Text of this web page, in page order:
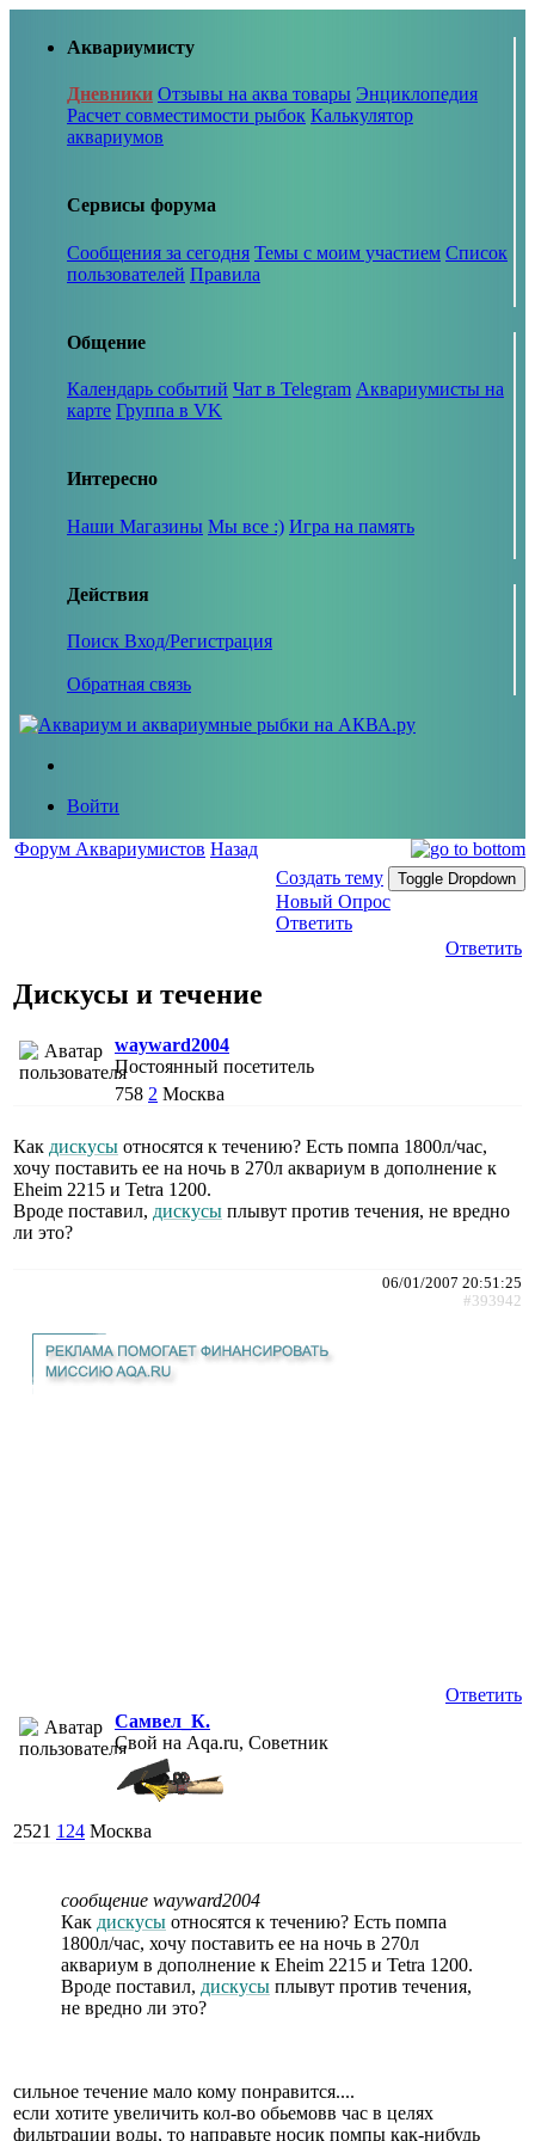
Аквариумисту
Дневники Отзывы на аква товары Энциклопедия
Расчет совместимости рыбок Калькулятор
аквариумов
Сервисы форума
Сообщения за сегодня Темы с моим участием Список
пользователей Правила
Общение
Календарь событий Чат в Telegram Аквариумисты на
карте Группа в VK
Интересно
Наши Магазины Мы все :) Игра на память
Действия
Поиск Вход/Регистрация
Обратная связь
Войти
Форум Аквариумистов Назад
Создать тему
Toggle Dropdown
Новый Опрос
Ответить
Ответить
Дискусы и течение
wayward2004
Постоянный посетитель
758 2 Москва
Как дискусы относятся к течению? Есть помпа 1800л/час,
хочу поставить ее на ночь в 270л аквариум в дополнение к
Eheim 2215 и Tetra 1200.
Вроде поставил, дискусы плывут против течения, не вредно
ли это?
06/01/2007 20:51:25
#393942
Ответить
Самвел_К.
Свой на Aqa.ru, Советник
2521 124 Москва
сообщение wayward2004
Как дискусы относятся к течению? Есть помпа
1800л/час, хочу поставить ее на ночь в 270л
аквариум в дополнение к Eheim 2215 и Tetra 1200.
Вроде поставил, дискусы плывут против течения,
не вредно ли это?
сильное течение мало кому понравится....
если хотите увеличить кол-во обьемовв час в целях
фильтрации воды, то направьте носик помпы как-нибудь